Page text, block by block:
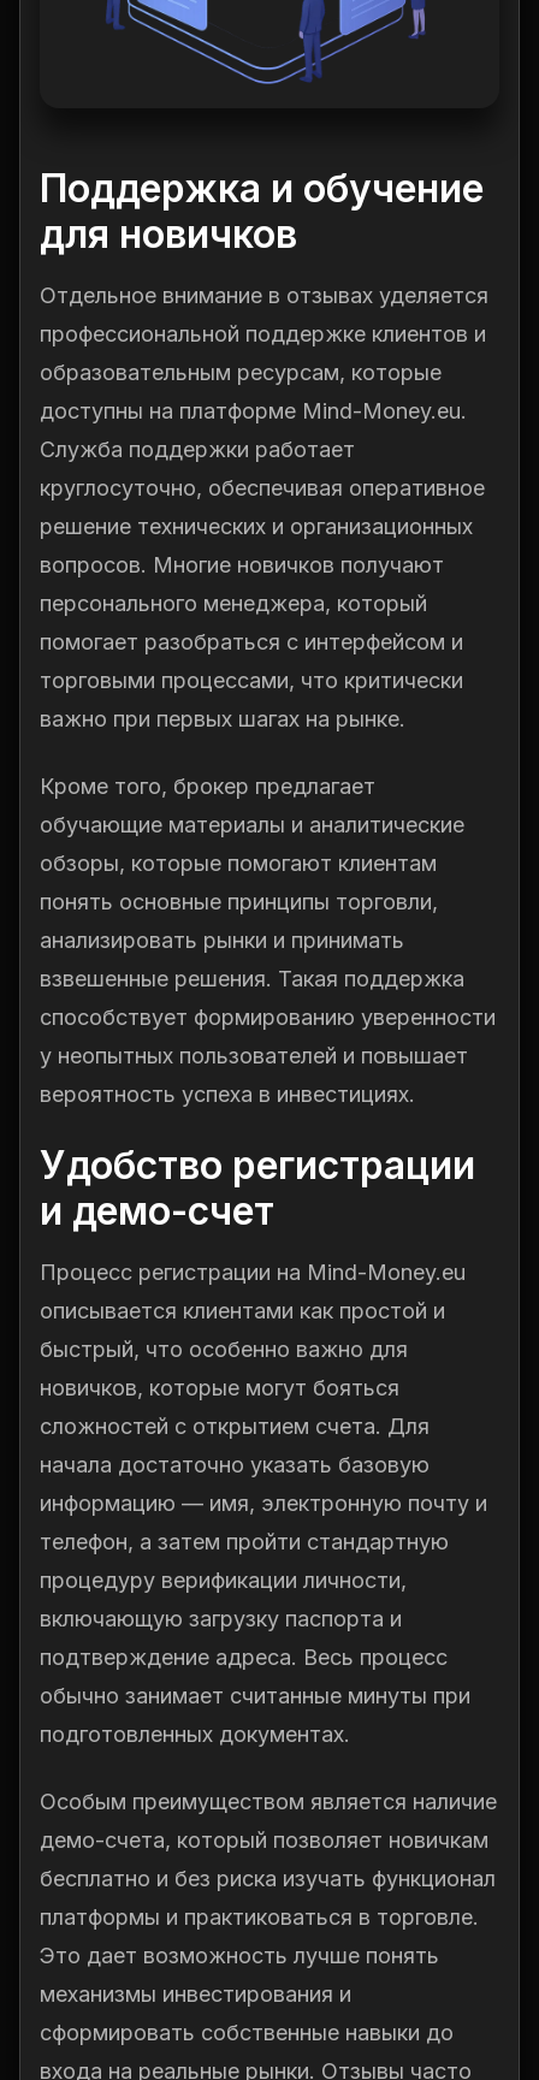
Поддержка и обучение
для новичков
Отдельное внимание в отзывах уделяется
профессиональной поддержке клиентов и
образовательным ресурсам, которые
доступны на платформе Mind-Money.eu.
Служба поддержки работает
круглосуточно, обеспечивая оперативное
решение технических и организационных
вопросов. Многие новичков получают
персонального менеджера, который
помогает разобраться с интерфейсом и
торговыми процессами, что критически
важно при первых шагах на рынке.
Кроме того, брокер предлагает
обучающие материалы и аналитические
обзоры, которые помогают клиентам
понять основные принципы торговли,
анализировать рынки и принимать
взвешенные решения. Такая поддержка
способствует формированию уверенности
у неопытных пользователей и повышает
вероятность успеха в инвестициях.
Удобство регистрации
и демо-счет
Процесс регистрации на Mind-Money.eu
описывается клиентами как простой и
быстрый, что особенно важно для
новичков, которые могут бояться
сложностей с открытием счета. Для
начала достаточно указать базовую
информацию — имя, электронную почту и
телефон, а затем пройти стандартную
процедуру верификации личности,
включающую загрузку паспорта и
подтверждение адреса. Весь процесс
обычно занимает считанные минуты при
подготовленных документах.
Особым преимуществом является наличие
демо-счета, который позволяет новичкам
бесплатно и без риска изучать функционал
платформы и практиковаться в торговле.
Это дает возможность лучше понять
механизмы инвестирования и
сформировать собственные навыки до
входа на реальные рынки. Отзывы часто